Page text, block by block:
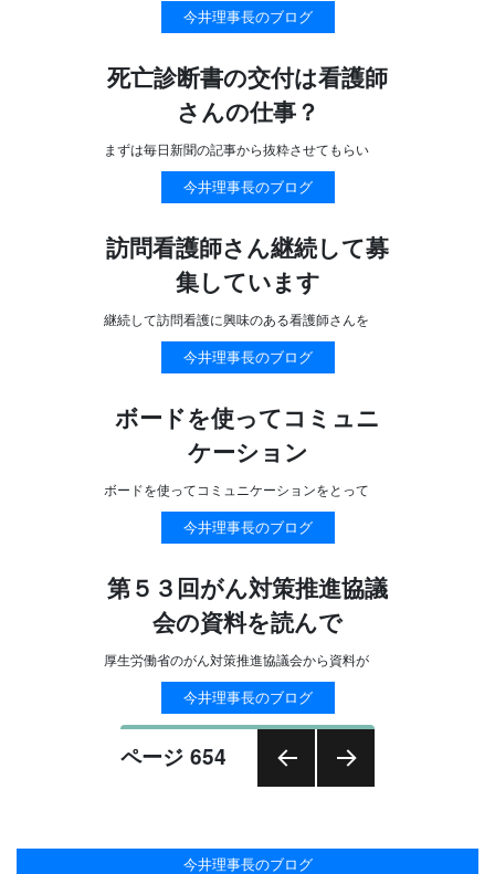
今井理事長のブログ
死亡診断書の交付は看護師
さんの仕事？
まずは毎日新聞の記事から抜粋させてもらい
今井理事長のブログ
訪問看護師さん継続して募
集しています
継続して訪問看護に興味のある看護師さんを
今井理事長のブログ
ボードを使ってコミュニ
ケーション
ボードを使ってコミュニケーションをとって
今井理事長のブログ
第５３回がん対策推進協議
会の資料を読んで
厚生労働省のがん対策推進協議会から資料が
今井理事長のブログ
投
ページ 654
今井理事長のブログ